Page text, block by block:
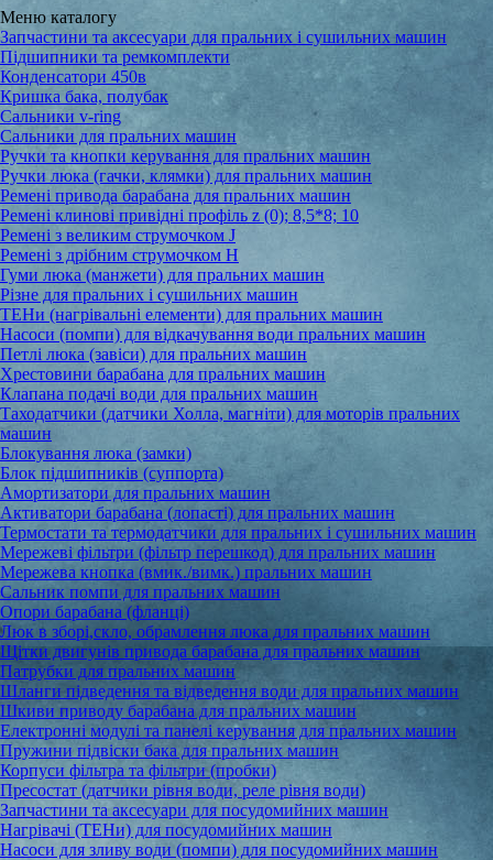
Меню каталогу
Запчастини та аксесуари для пральних і сушильних машин
Підшипники та ремкомплекти
Конденсатори 450в
Кришка бака, полубак
Сальники v-ring
Сальники для пральних машин
Ручки та кнопки керування для пральних машин
Ручки люка (гачки, клямки) для пральних машин
Ремені привода барабана для пральних машин
Ремені клинові привідні профіль z (0); 8,5*8; 10
Ремені з великим струмочком J
Ремені з дрібним струмочком Н
Гуми люка (манжети) для пральних машин
Різне для пральних і сушильних машин
ТЕНи (нагрівальні елементи) для пральних машин
Насоси (помпи) для відкачування води пральних машин
Петлі люка (завіси) для пральних машин
Хрестовини барабана для пральних машин
Клапана подачі води для пральних машин
Таходатчики (датчики Холла, магніти) для моторів пральних
машин
Блокування люка (замки)
Блок підшипників (суппорта)
Амортизатори для пральних машин
Активатори барабана (лопасті) для пральних машин
Термостати та термодатчики для пральних і сушильних машин
Мережеві фільтри (фільтр перешкод) для пральних машин
Мережева кнопка (вмик./вимк.) пральних машин
Сальник помпи для пральних машин
Опори барабана (фланці)
Люк в зборі,скло, обрамлення люка для пральних машин
Щітки двигунів привода барабана для пральних машин
Патрубки для пральних машин
Шланги підведення та відведення води для пральних машин
Шкиви приводу барабана для пральних машин
Електронні модулі та панелі керування для пральних машин
Пружини підвіски бака для пральних машин
Корпуси фільтра та фільтри (пробки)
Пресостат (датчики рівня води, реле рівня води)
Запчастини та аксесуари для посудомийних машин
Нагрівачі (ТЕНи) для посудомийних машин
Насоси для зливу води (помпи) для посудомийних машин